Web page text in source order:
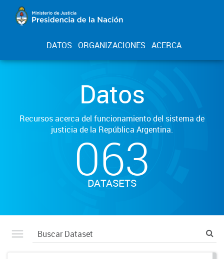
DATOS ORGANIZACIONES ACERCA
Datos
Recursos acerca del funcionamiento del sistema de
justicia de la República Argentina.
063
DATASETS